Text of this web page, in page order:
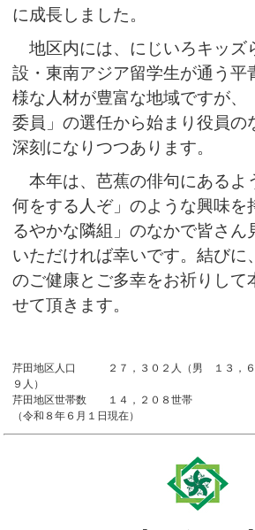
に成長しました。
地区内には、にじいろキッズ
設・東南アジア留学生が通う平
様な人材が豊富な地域ですが、
委員」の選任から始まり役員の
深刻になりつつあります。
本年は、芭蕉の俳句にあるよ
何をする人ぞ」のような興味を
るやかな隣組」のなかで皆さん
いただければ幸いです。結びに
のご健康とご多幸をお祈りして
せて頂きます。
芹田地区人口 ２７，３０２人（男 １３，
９人）
芹田地区世帯数 １４，２０８世帯
（令和８年６月１日現在）